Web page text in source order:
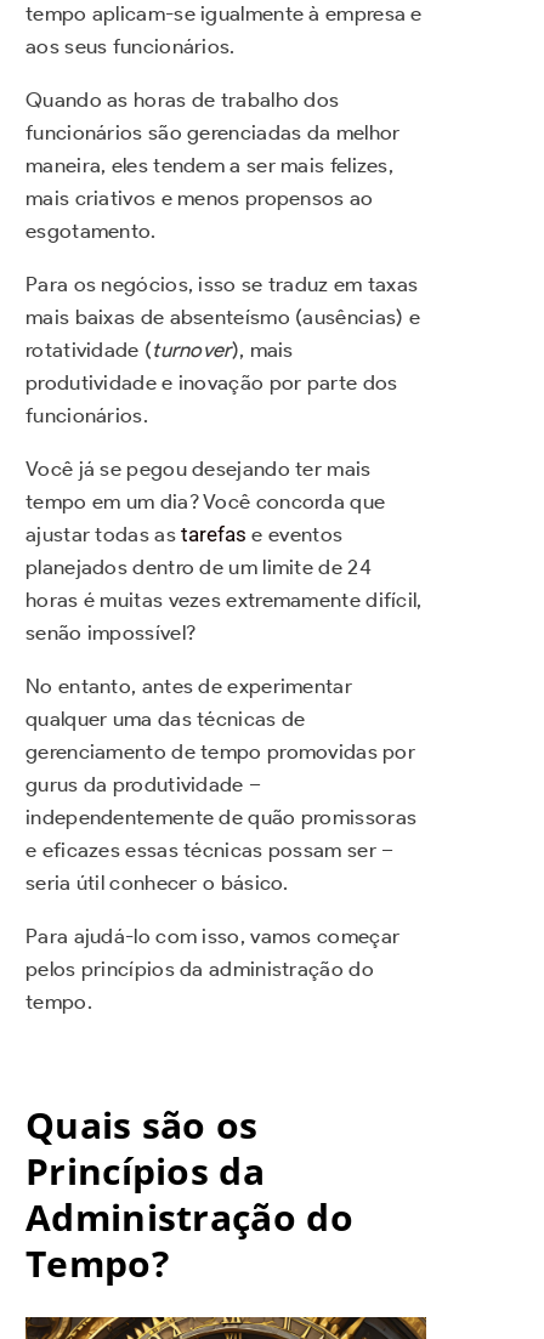
tempo aplicam-se igualmente à empresa e
aos seus funcionários.
Quando as horas de trabalho dos
funcionários são gerenciadas da melhor
maneira, eles tendem a ser mais felizes,
mais criativos e menos propensos ao
esgotamento.
Para os negócios, isso se traduz em taxas
mais baixas de absenteísmo (ausências) e
rotatividade (turnover), mais
produtividade e inovação por parte dos
funcionários.
Você já se pegou desejando ter mais
tempo em um dia? Você concorda que
ajustar todas astarefas e eventos
planejados dentro de um limite de 24
horas é muitas vezes extremamente difícil,
senão impossível?
No entanto, antes de experimentar
qualquer uma das técnicas de
gerenciamento de tempo promovidas por
gurus da produtividade –
independentemente de quão promissoras
e eficazes essas técnicas possam ser –
seria útil conhecer o básico.
Para ajudá-lo com isso, vamos começar
pelos princípios da administração do
tempo.
Quais são os
Princípios da
Administração do
Tempo?